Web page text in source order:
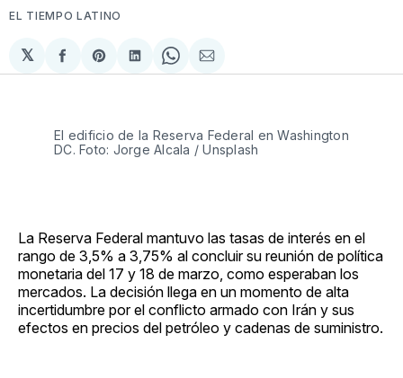
EL TIEMPO LATINO
𝕏
Compartir
en
Share
on
Compartir
en
Share
on
Compartir
via
El edificio de la Reserva Federal en Washington
DC. Foto: Jorge Alcala / Unsplash
La Reserva Federal mantuvo las tasas de interés en el
rango de 3,5% a 3,75% al concluir su reunión de política
monetaria del 17 y 18 de marzo, como esperaban los
mercados. La decisión llega en un momento de alta
incertidumbre por el conflicto armado con Irán y sus
efectos en precios del petróleo y cadenas de suministro.